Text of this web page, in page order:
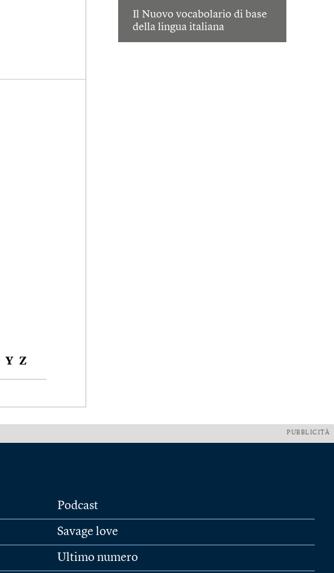
Il Nuovo vocabolario di base
della lingua italiana
Y Z
PUBBLICITÀ
Podcast
Savage love
Ultimo numero